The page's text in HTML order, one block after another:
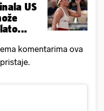
US
komentarima ova